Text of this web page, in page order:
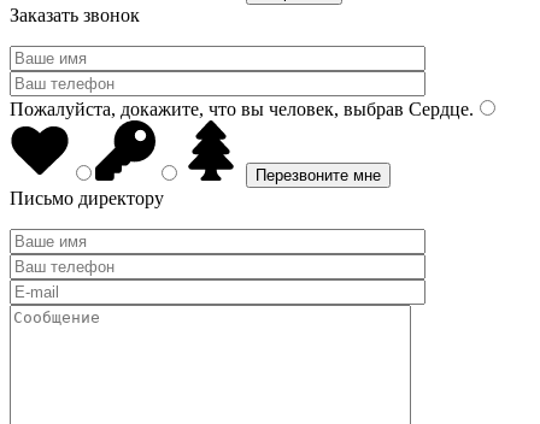
Заказать звонок
Пожалуйста, докажите, что вы человек, выбрав Сердце.
Письмо директору